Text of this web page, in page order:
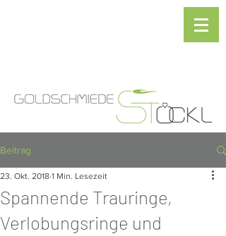
Beitrag
Spannende Trauringe,
Verlobungsringe und
23. Okt. 2018 1 Min. Lesezeit